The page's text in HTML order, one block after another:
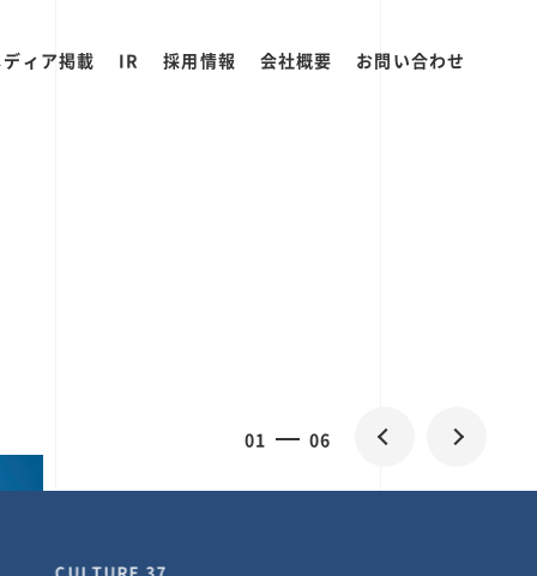
ィア掲載 IR 採用情報 会社概要 お問い合わせ
01 06